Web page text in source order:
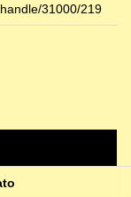
31000/219